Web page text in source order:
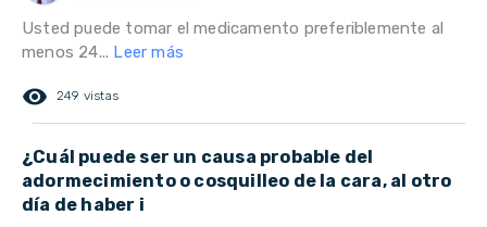
Usted puede tomar el medicamento preferiblemente al
menos 24... Leer más
remove_red_eye 249 vistas
¿Cuál puede ser un causa probable del
adormecimiento o cosquilleo de la cara, al otro
día de haber i